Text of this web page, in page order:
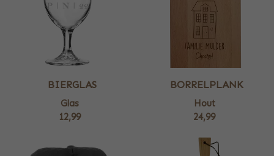
BIERGLAS
Glas
12,99
BORRELPLANK
Hout
24,99